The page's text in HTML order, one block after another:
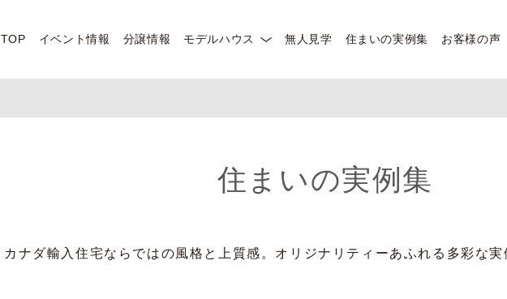
TOP イベント情報 分譲情報 モデルハウス 無人見学 住まいの実例集 お客様の声
住まいの実例集
カナダ輸入住宅ならではの風格と上質感。オリジナリティーあふれる多彩な